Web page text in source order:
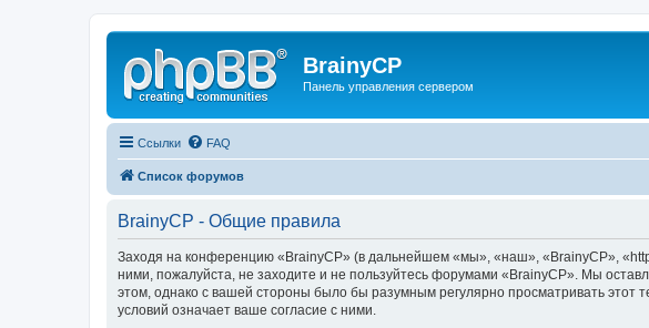
BrainyCP
Панель управления сервером
Ссылки FAQ
Список форумов
BrainyCP - Общие правила
Заходя на конференцию «BrainyCP» (в дальнейшем «мы», «наш», «BrainyCP»,
ними, пожалуйста, не заходите и не пользуйтесь форумами «BrainyCP». Мы
этом, однако с вашей стороны было бы разумным регулярно просматривать этот
условий означает ваше согласие с ними.